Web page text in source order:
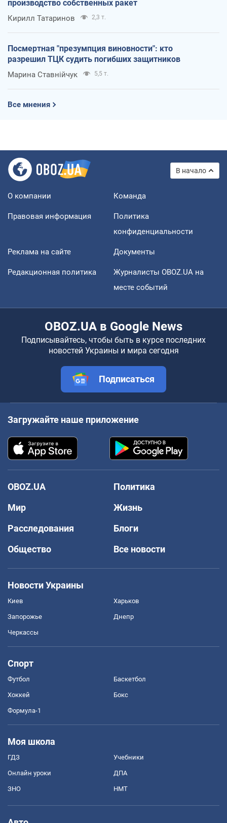
производство собственных ракет
Кирилл Татаринов 2,3 т.
Посмертная "презумпция виновности": кто
разрешил ТЦК судить погибших защитников
Марина Ставнійчук 5,5 т.
Все мнения
В начало
О компании Команда
Правовая информация
Политика
конфиденциальности
Реклама на сайте Документы
Редакционная политика
Журналисты OBOZ.UA на
месте событий
OBOZ.UA в Google News
Подписывайтесь, чтобы быть в курсе последних
новостей Украины и мира сегодня
Подписаться
Загружайте наше приложение
OBOZ.UA
Политика
Мир
Жизнь
Расследования
Блоги
Общество
Все новости
Новости Украины
Киев Харьков
Запорожье Днепр
Черкассы
Спорт
Футбол Баскетбол
Хоккей Бокс
Формула-1
Моя школа
ГДЗ Учебники
Онлайн уроки ДПА
ЗНО НМТ